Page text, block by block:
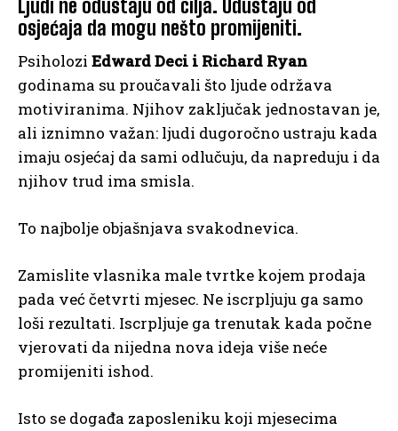
Ljudi ne odustaju od cilja. Odustaju od
osjećaja da mogu nešto promijeniti.
Psiholozi Edward Deci i Richard Ryan
godinama su proučavali što ljude održava
motiviranima. Njihov zaključak jednostavan je,
ali iznimno važan: ljudi dugoročno ustraju kada
imaju osjećaj da sami odlučuju, da napreduju i da
njihov trud ima smisla.
To najbolje objašnjava svakodnevica.
Zamislite vlasnika male tvrtke kojem prodaja
pada već četvrti mjesec. Ne iscrpljuju ga samo
loši rezultati. Iscrpljuje ga trenutak kada počne
vjerovati da nijedna nova ideja više neće
promijeniti ishod.
Isto se događa zaposleniku koji mjesecima